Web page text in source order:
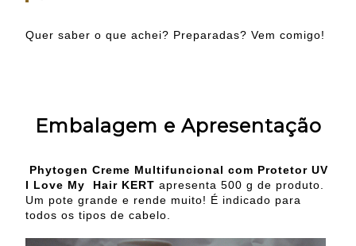
Quer saber o que achei? Preparadas? Vem comigo!
Embalagem e Apresentação
Phytogen Creme Multifuncional com Protetor UV
I Love My Hair KERT apresenta 500 g de produto.
Um pote grande e rende muito! É indicado para
todos os tipos de cabelo.